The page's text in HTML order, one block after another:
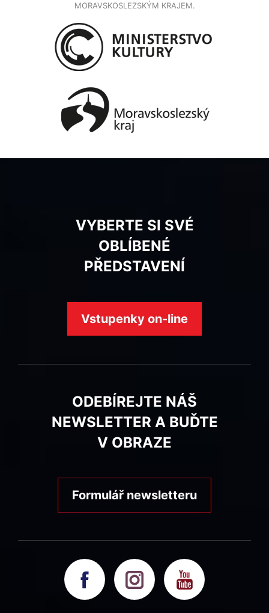
MORAVSKOSLEZSKÝM KRAJEM.
VYBERTE SI SVÉ
OBLÍBENÉ
PŘEDSTAVENÍ
Vstupenky on-line
ODEBÍREJTE NÁŠ
NEWSLETTER A BUĎTE
V OBRAZE
Formulář newsletteru